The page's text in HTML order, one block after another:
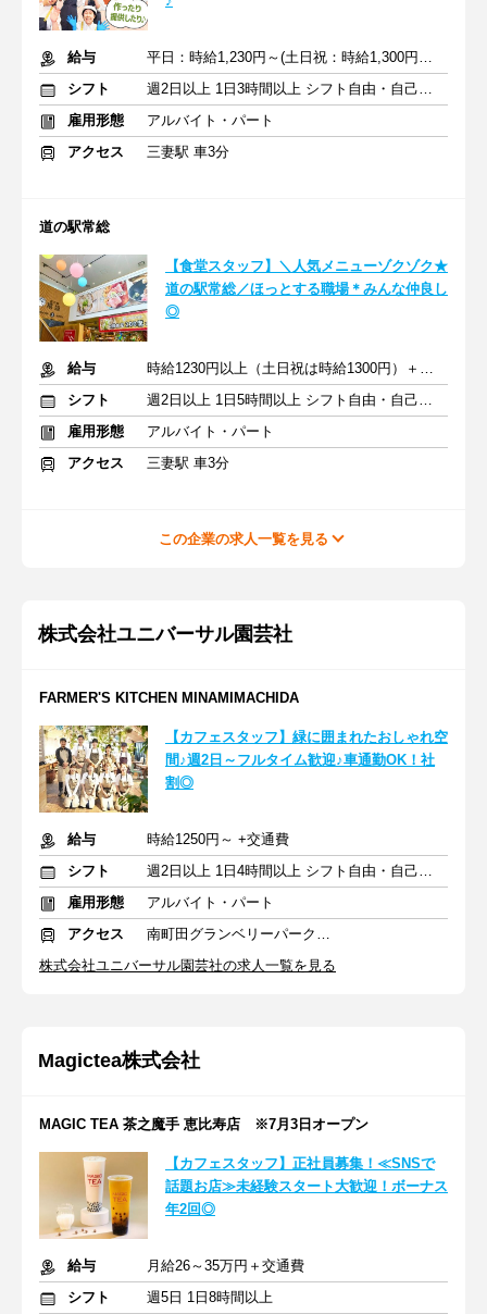
給与
平日：時給1,230円～(土日祝：時給1,300円～)＋交通費
シフト
週2日以上 1日3時間以上 シフト自由・自己申告
雇用形態
アルバイト・パート
アクセス
三妻駅 車3分
道の駅常総
【食堂スタッフ】＼人気メニューゾクゾク★
道の駅常総／ほっとする職場＊みんな仲良し
◎
給与
時給1230円以上（土日祝は時給1300円）＋交通費
シフト
週2日以上 1日5時間以上 シフト自由・自己申告
雇用形態
アルバイト・パート
アクセス
三妻駅 車3分
この企業の求人一覧を見る
株式会社ユニバーサル園芸社
FARMER'S KITCHEN MINAMIMACHIDA
【カフェスタッフ】緑に囲まれたおしゃれ空
間♪週2日～フルタイム歓迎♪車通勤OK！社
割◎
給与
時給1250円～ +交通費
シフト
週2日以上 1日4時間以上 シフト自由・自己申告
雇用形態
アルバイト・パート
アクセス
南町田グランベリーパーク駅 徒歩7分
株式会社ユニバーサル園芸社の求人一覧を見る
Magictea株式会社
MAGIC TEA 茶之魔手 恵比寿店 ※7月3日オープン
【カフェスタッフ】正社員募集！≪SNSで
話題お店≫未経験スタート大歓迎！ボーナス
年2回◎
給与
月給26～35万円＋交通費
シフト
週5日 1日8時間以上